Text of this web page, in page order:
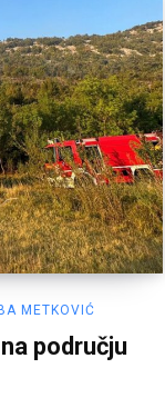
METKOVIĆ
području